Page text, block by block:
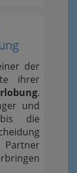
der
ihrer
.
und
bis die